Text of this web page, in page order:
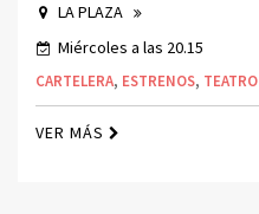
LA PLAZA
Miércoles a las 20.15
CARTELERA, ESTRENOS, TEATRO
VER MÁS